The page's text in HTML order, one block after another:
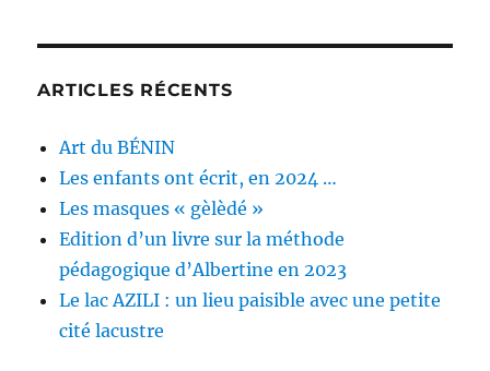
ARTICLES RÉCENTS
Art du BÉNIN
Les enfants ont écrit, en 2024 …
Les masques « gèlèdé »
Edition d’un livre sur la méthode
pédagogique d’Albertine en 2023
Le lac AZILI : un lieu paisible avec une petite
cité lacustre